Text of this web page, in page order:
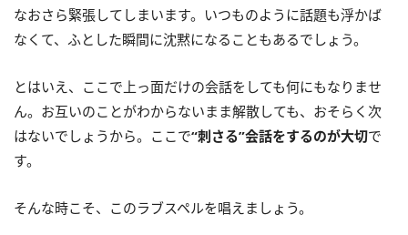
なおさら緊張してしまいます。いつものように話題も浮かば
なくて、ふとした瞬間に沈黙になることもあるでしょう。
とはいえ、ここで上っ面だけの会話をしても何にもなりませ
ん。お互いのことがわからないまま解散しても、おそらく次
はないでしょうから。ここで“刺さる”会話をするのが大切で
す。
そんな時こそ、このラブスペルを唱えましょう。